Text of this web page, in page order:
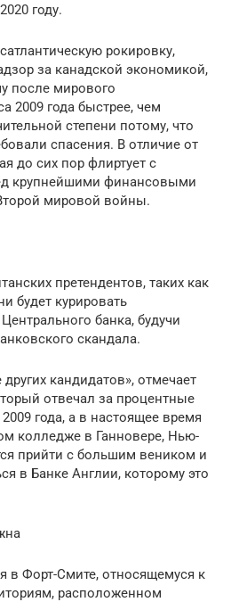
году.
рокировку,
за канадской экономикой,
после мирового
2009 года быстрее, чем
степени потому, что
спасения. В отличие от
до сих пор флиртует с
крупнейшими финансовыми
мировой войны.
претендентов, таких как
будет курировать
банка, будучи
скандала.
кандидатов», отмечает
отвечал за процентные
года, а в настоящее время
колледже в Ганновере, Нью-
прийти с большим веником и
в Банке Англии, которому это
в Форт-Смите, относящемуся к
расположенном